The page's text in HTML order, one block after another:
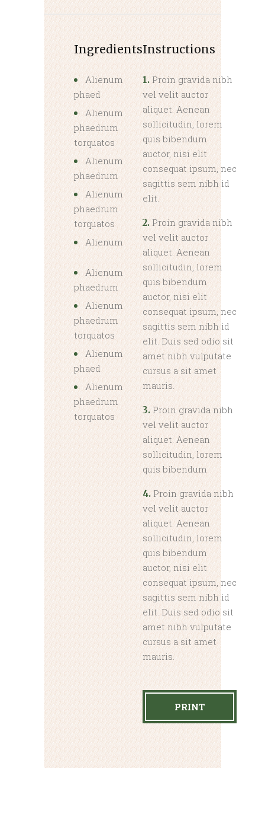
Ingredients
Alienum
phaed
Alienum
phaedrum
torquatos
Alienum
phaedrum
Alienum
phaedrum
torquatos
Alienum
Alienum
phaedrum
Alienum
phaedrum
torquatos
Alienum
phaed
Alienum
phaedrum
torquatos
Instructions
1. Proin gravida nibh
vel velit auctor
aliquet. Aenean
sollicitudin, lorem
quis bibendum
auctor, nisi elit
consequat ipsum, nec
sagittis sem nibh id
elit.
2. Proin gravida nibh
vel velit auctor
aliquet. Aenean
sollicitudin, lorem
quis bibendum
auctor, nisi elit
consequat ipsum, nec
sagittis sem nibh id
elit. Duis sed odio sit
amet nibh vulputate
cursus a sit amet
mauris.
3. Proin gravida nibh
vel velit auctor
aliquet. Aenean
sollicitudin, lorem
quis bibendum
4. Proin gravida nibh
vel velit auctor
aliquet. Aenean
sollicitudin, lorem
quis bibendum
auctor, nisi elit
consequat ipsum, nec
sagittis sem nibh id
elit. Duis sed odio sit
amet nibh vulputate
cursus a sit amet
mauris.
PRINT